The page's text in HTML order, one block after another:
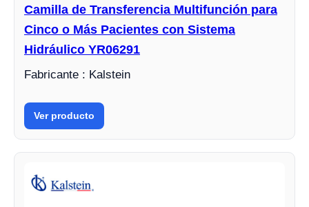
Camilla de Transferencia Multifunción para
Cinco o Más Pacientes con Sistema
Hidráulico YR06291
Fabricante : Kalstein
Ver producto